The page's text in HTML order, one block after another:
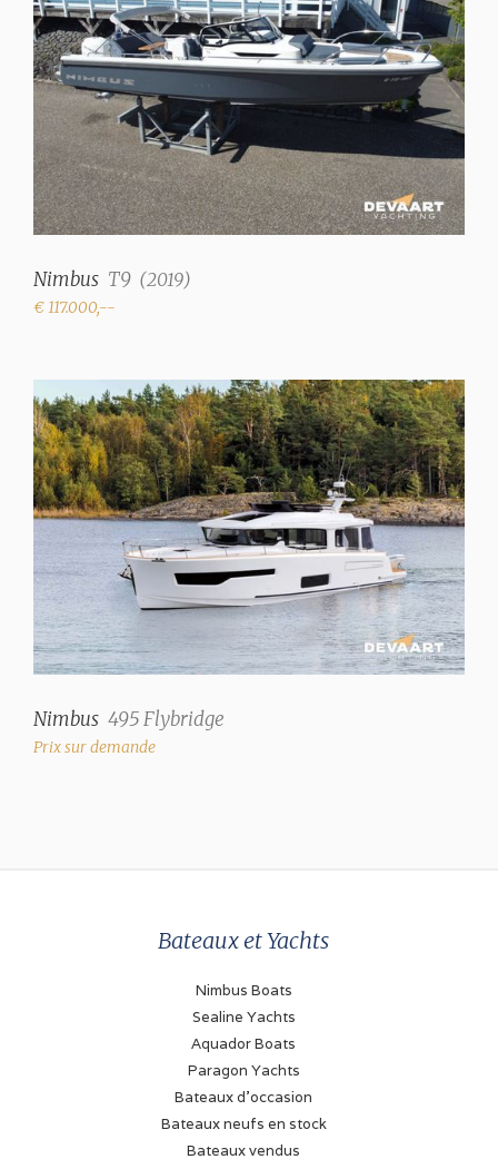
Système d'eau
Pressure system
Eau chaude
✓
Douches
1
1 (électrique)
Cuisinier
gaz à 2 brûleurs
Four
✓
Réfrigérateur
✓
Chauffage
Air chaud
Puissance (chacun)
Type de transmission
Moteur inboard avec
Nimbus T9 (2019)
€ 117.000,--
Nimbus 495 Flybridge
Prix sur demande
Bateaux et Yachts
Nimbus Boats
Sealine Yachts
Aquador Boats
Paragon Yachts
Bateaux d'occasion
Bateaux neufs en stock
Bateaux vendus